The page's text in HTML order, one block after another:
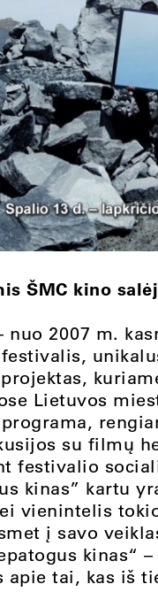
ŠMC kino
nuo 2007 m.
Lietuvos
su filmų
festivalio
kinas” kartu
vienintelis
į savo
kinas“
tai, kas iš